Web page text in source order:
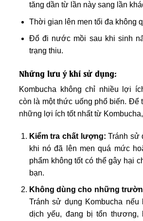
tăng dần từ lần này sang lần
Thời gian lên men tối đa không
Đổ đi nước mồi sau khi sinh
trạng thiu.
Những lưu ý khi sử dụng:
Kombucha không chỉ nhiều lợi
còn là một thức uống phổ biến.
những lợi ích tốt nhất từ
Kiểm tra chất lượng: Tránh sử
khi nó đã lên men quá mức
phẩm không tốt có thể gây hại
bạn.
Không dùng cho những
Tránh sử dụng Kombucha nếu
dịch yếu, đang bị tổn thương,